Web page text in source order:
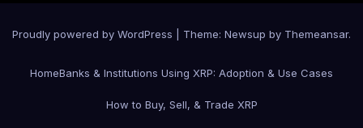
Proudly powered by WordPress Theme: Newsup by Themeansar.
HomeBanks & Institutions Using XRP: Adoption & Use Cases
How to Buy, Sell, & Trade XRP